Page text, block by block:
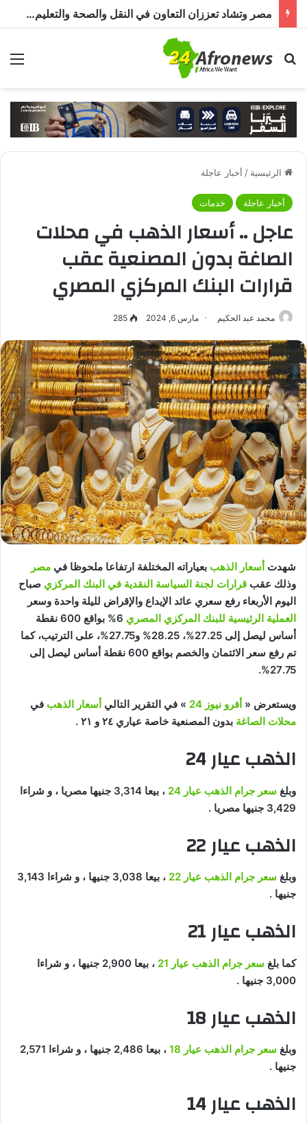
مصر وتشاد تعززان الشراكة الصحية.. دواء وتدريب وخبرات طبية
بحث عن
الرئيسية / أخبار عاجلة
أخبار عاجلة خدمات
عاجل .. أسعار الذهب في محلات
الصاغة بدون المصنعية عقب
قرارات البنك المركزي المصري
محمد عبد الحكيم مارس 6, 2024 285
شهدت أسعار الذهب بعياراته المختلفة ارتفاعا ملحوظا في مصر
وذلك عقب قرارات لجنة السياسة النقدية في البنك المركزي صباح
اليوم الأربعاء رفع سعري عائد الإيداع والإقراض لليلة واحدة وسعر
العملية الرئيسية للبنك المركزي المصري
6% بواقع 600 نقطة
أساس ليصل إلى 27.25%، 28.25% و27.75%، على الترتيب، كما
تم رفع سعر الائتمان والخصم بواقع 600 نقطة أساس ليصل إلى
27.75%.
ويستعرض « أفرو نيوز 24 » في التقرير التالي أسعار الذهب في
محلات الصاغة بدون المصنعية خاصة عياري ٢٤ و ٢١ .
الذهب عيار 24
وبلغ سعر جرام الذهب عيار 24
، بيعا 3,314 جنيها مصريا ، و شراءا
3,429 جنيها مصريا .
الذهب عيار 22
وبلغ سعر جرام الذهب عيار 22
، بيعا 3,038 جنيها ، و شراءا 3,143
جنيها .
الذهب عيار 21
كما بلغ سعر جرام الذهب عيار 21
، بيعا 2,900 جنيها ، و شراءا
3,000 جنيها .
الذهب عيار 18
وبلغ سعر جرام الذهب عيار 18
، بيعا 2,486 جنيها ، و شراءا 2,571
جنيها .
الذهب عيار 14